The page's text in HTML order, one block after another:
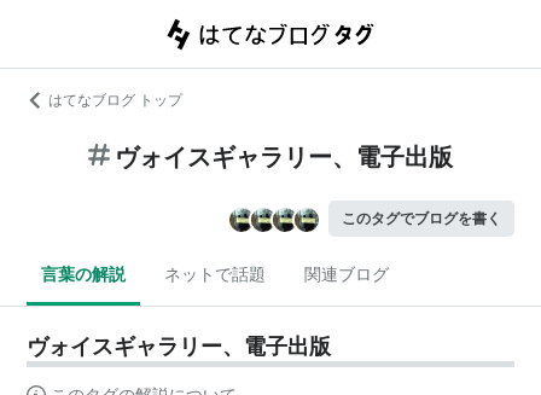
はてなブログ トップ
ヴォイスギャラリー、電子出版
このタグでブログを書く
言葉の解説 ネットで話題 関連ブログ
ヴォイスギャラリー、電子出版